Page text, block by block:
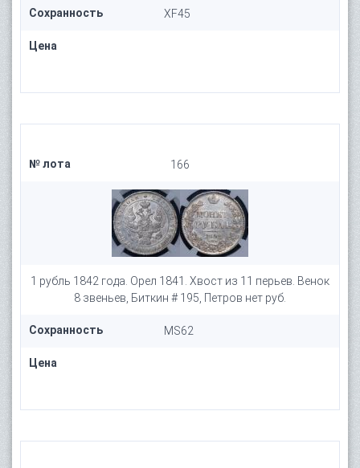
Сохранность XF45
Цена
№ лота 166
1 рубль 1842 года. Орел 1841. Хвост из 11 перьев. Венок
8 звеньев, Биткин # 195, Петров нет руб.
Сохранность MS62
Цена